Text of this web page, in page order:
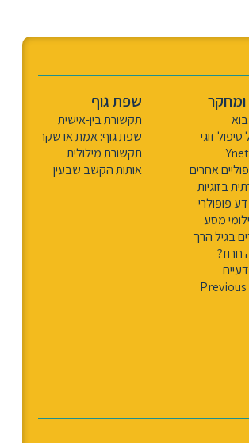
זוגי
אחרים
בזוגיות
פופולרי
מסע
בגיל הרך
שפת גוף
תקשורת בין-אישית
שפת גוף: אמת או שקר
תקשורת מילולית
אותות הקשב שבעין